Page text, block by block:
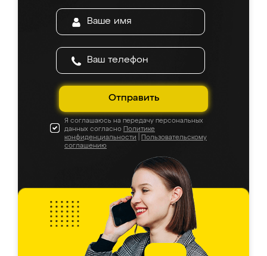
Отправить
Я соглашаюсь на передачу персональных
данных согласно Политике
конфиденциальности
Пользовательскому
соглашению